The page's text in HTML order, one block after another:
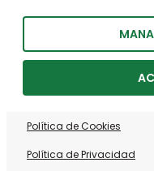
Política de Cookies
Política de Privacidad